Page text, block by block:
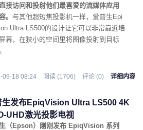
接访问和投射他们最喜爱的流媒体应用
。 与其他超短焦投影机一样，爱普生Epi
Ultra LS500的设计让它可以非常靠近墙
幕，在狭小的空间里将图像投射到目标
09-18 08:24 阅读 (1706) 评论 (0) 详细内容
生发布EpiqVision Ultra LS500 4K
UHD激光投影电视
（Epson）刚刚发布 EpiqVision 系列